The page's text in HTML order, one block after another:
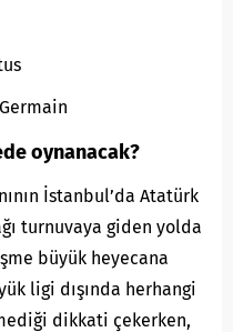
oynanacak?
İstanbul’da Atatürk
turnuvaya giden yolda
büyük heyecana
ligi dışında herhangi
dikkati çekerken,